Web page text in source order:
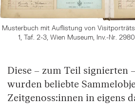
Musterbuch mit Auflistung von
1, Taf. 2-3, Wien Museum, Inv.-Nr.
Diese – zum Teil signierten
wurden beliebte
Zeitgenoss:innen in eigens